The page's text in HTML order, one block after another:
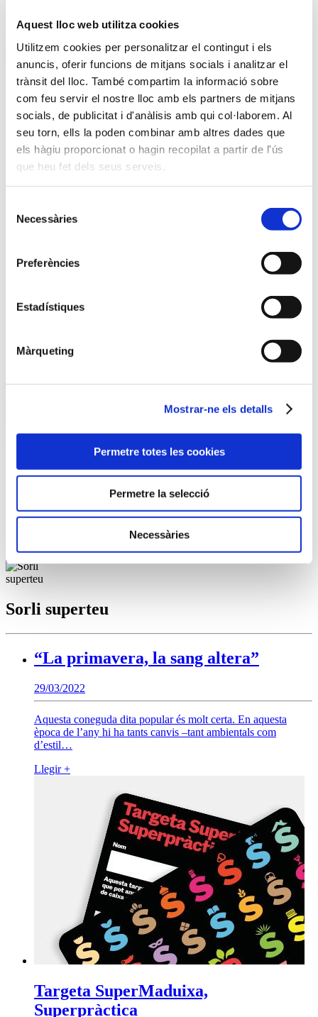
Aquest lloc web utilitza cookies
Utilitzem cookies per personalitzar el contingut i els
anuncis, oferir funcions de mitjans socials i analitzar el
trànsit del lloc. També compartim la informació sobre
com feu servir el nostre lloc amb els partners de mitjans
socials, de publicitat i d'anàlisis amb qui col·laborem. Al
seu torn, ells la poden combinar amb altres dades que
els hàgiu proporcionat o hagin recopilat a partir de l'ús
que heu fet dels seus serveis.
Necessàries
Preferències
Estadístiques
Màrqueting
Mostrar-ne els detalls
Permetre totes les cookies
Permetre la selecció
Necessàries
SorliGo a prop, troba la teva!
Selecciona la teva localitat
Direcció:
Horari:
Poblacions a domicili:
Sorli superteu
“La primavera, la sang altera”
29/03/2022
Aquesta coneguda dita popular és molt certa. En aquesta
època de l’any hi ha tants canvis –tant ambientals com
d’estil…
Llegir +
Targeta SuperMaduixa,
Superpràctica